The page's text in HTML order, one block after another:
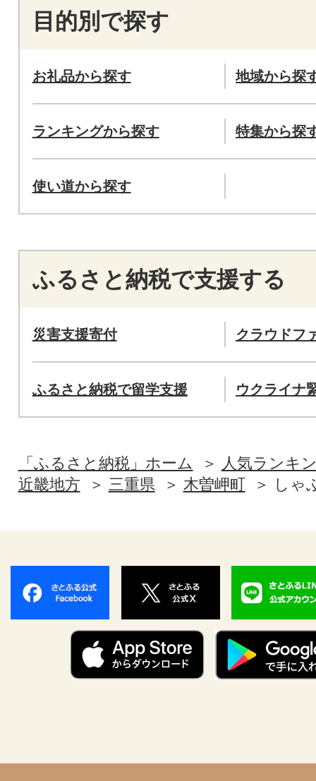
目的別で探す
お礼品から探す 地域から探
ランキングから探す 特集から探
使い道から探す
ふるさと納税で支援する
災害支援寄付 クラウドフ
ふるさと納税で留学支援 ウクライナ
「ふるさと納税」ホーム
人気ランキ
近畿地方
三重県 木曽岬町 しゃ